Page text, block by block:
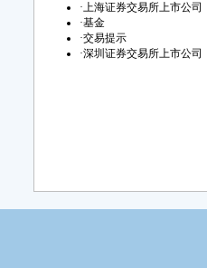
·上海证券交易所上市公司
·基金
·交易提示
·深圳证券交易所上市公司